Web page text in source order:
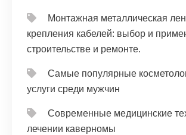
Монтажная металлическая
крепления кабелей: выбор и
строительстве и ремонте.
Самые популярные
услуги среди мужчин
Современные медицинские
лечении каверномы